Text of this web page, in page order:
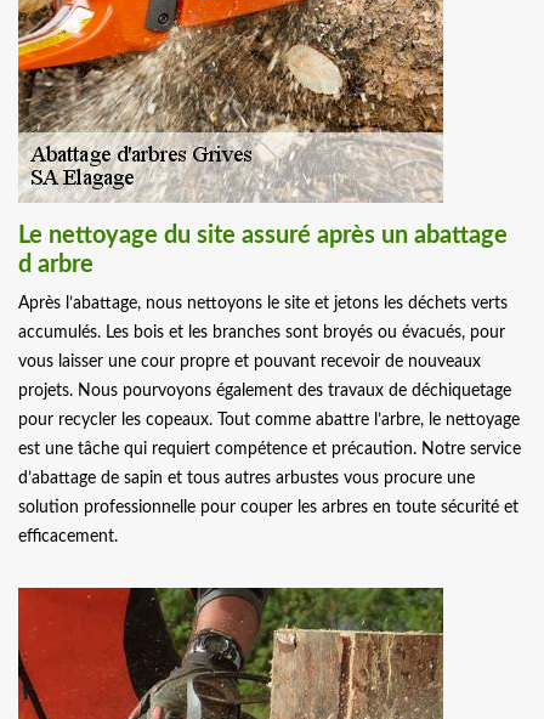
Le nettoyage du site assuré après un abattage
d arbre
Après l’abattage, nous nettoyons le site et jetons les déchets verts
accumulés. Les bois et les branches sont broyés ou évacués, pour
vous laisser une cour propre et pouvant recevoir de nouveaux
projets. Nous pourvoyons également des travaux de déchiquetage
pour recycler les copeaux. Tout comme abattre l’arbre, le nettoyage
est une tâche qui requiert compétence et précaution. Notre service
d’abattage de sapin et tous autres arbustes vous procure une
solution professionnelle pour couper les arbres en toute sécurité et
efficacement.